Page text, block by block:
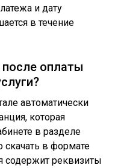
и дату
в течение
оплаты
автоматически
которая
в разделе
скачать в формате
содержит реквизиты